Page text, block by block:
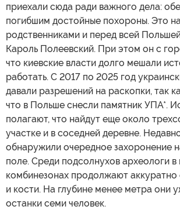
приехали сюда ради важного дела:
погибшим достойные похороны. Это
родственниками и перед всей
Кароль Полеевский. При этом он с
что киевские власти долго мешали
работать. С 2017 по 2025 год
давали разрешений на раскопки, так
что в Польше снесли памятник УПА*.
полагают, что найдут еще около
участке и в соседней деревне.
обнаружили очередное захоронение
поле. Среди подсолнухов археологи в
комбинезонах продолжают аккуратно
и кости. На глубине менее метра они
останки семи человек.